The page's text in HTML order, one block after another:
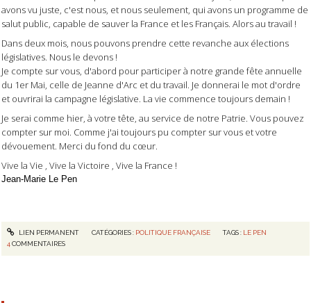
avons vu juste, c'est nous, et nous seulement, qui avons un programme de
salut public, capable de sauver la France et les Français. Alors au travail !
Dans deux mois, nous pouvons prendre cette revanche aux élections
législatives. Nous le devons !
Je compte sur vous, d'abord pour participer à notre grande fête annuelle
du 1er Mai, celle de Jeanne d'Arc et du travail. Je donnerai le mot d'ordre
et ouvrirai la campagne législative. La vie commence toujours demain !
Je serai comme hier, à votre tête, au service de notre Patrie. Vous pouvez
compter sur moi. Comme j'ai toujours pu compter sur vous et votre
dévouement. Merci du fond du cœur.
Vive la Vie , Vive la Victoire , Vive la France !
Jean-Marie Le Pen
LIEN PERMANENT CATÉGORIES : POLITIQUE FRANÇAISE TAGS : LE PEN
4COMMENTAIRES